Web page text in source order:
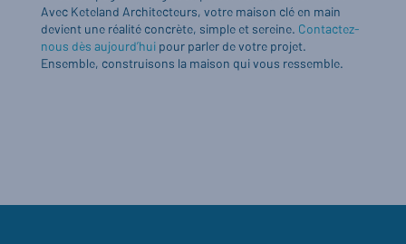
Avec Keteland Architecteurs, votre maison clé en main
devient une réalité concrète, simple et sereine. Contactez-
nous dès aujourd’huipour parler de votre projet.
Ensemble, construisons la maison qui vous ressemble.